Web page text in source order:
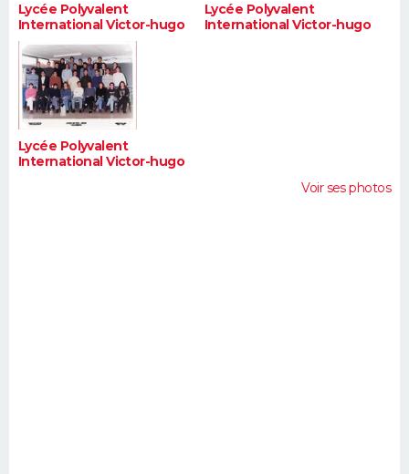
Lycée Polyvalent
International Victor-hugo
Lycée Polyvalent
International Victor-hugo
Lycée Polyvalent
International Victor-hugo
Voir ses photos